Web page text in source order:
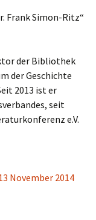
Frank Simon-Ritz“
der Bibliothek
der Geschichte
2013 ist er
seit
e.V.
November 2014